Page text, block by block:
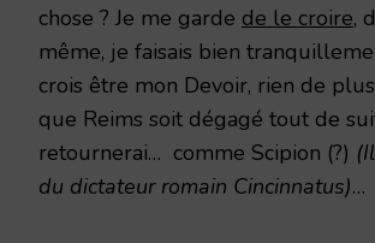
chose ? Je me garde de le croire,
même, je faisais bien
crois être mon Devoir, rien de
que Reims soit dégagé tout de
retournerai… comme Scipion (?)
du dictateur romain Cincinnatus)…